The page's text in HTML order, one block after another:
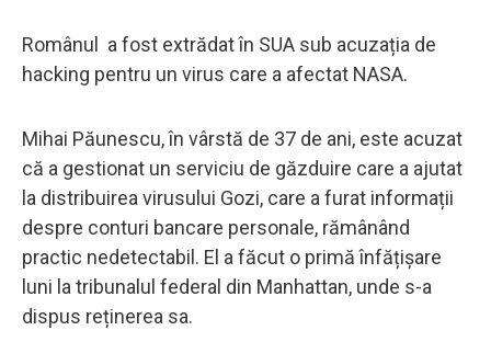
Românul a fost extrădat în SUA sub acuzația de
hacking pentru un virus care a afectat NASA.
Mihai Păunescu, în vârstă de 37 de ani, este acuzat
că a gestionat un serviciu de găzduire care a ajutat
la distribuirea virusului Gozi, care a furat informații
despre conturi bancare personale, rămânând
practic nedetectabil. El a făcut o primă înfățișare
luni la tribunalul federal din Manhattan, unde s-a
dispus reținerea sa.